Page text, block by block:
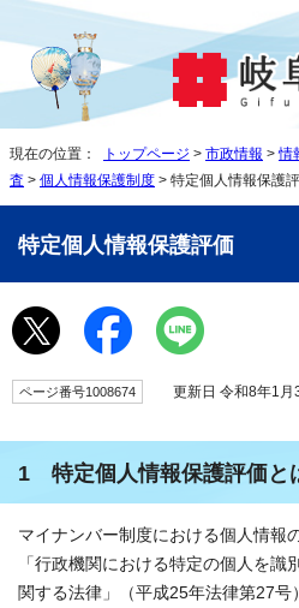
現在の位置： トップページ > 市政情報 >情
査 > 個人情報保護制度 > 特定個人情報保護
特定個人情報保護評価
ページ番号1008674 更新日 令和8年1月
1 特定個人情報保護評価と
マイナンバー制度における個人情報
「行政機関における特定の個人を識
関する法律」（平成25年法律第27